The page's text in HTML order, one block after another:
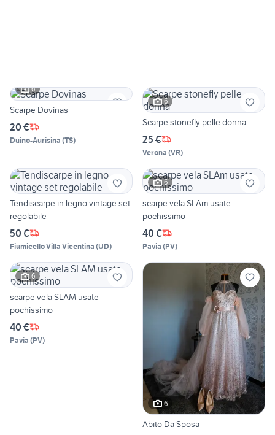
6
Scarpe Dovinas
20 €
Duino-Aurisina (TS)
6
Scarpe stonefly pelle donna
25 €
Verona (VR)
Tendiscarpe in legno vintage set
regolabile
50 €
Fiumicello Villa Vicentina (UD)
6
scarpe vela SLAm usate
pochissimo
40 €
Pavia (PV)
6
scarpe vela SLAM usate
pochissimo
40 €
Pavia (PV)
6
Abito Da Sposa